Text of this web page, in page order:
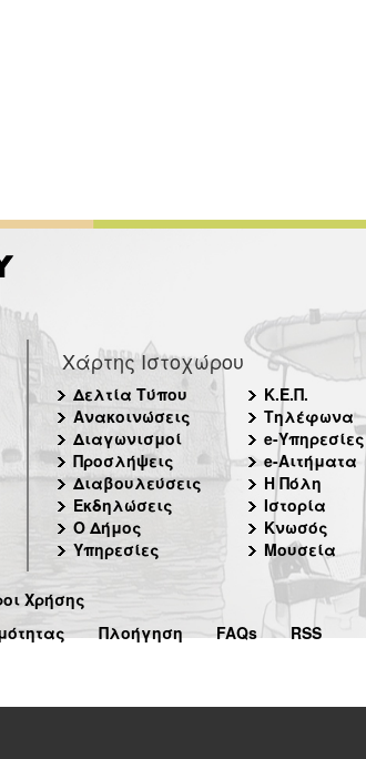
Χάρτης Ιστοχώρου
Δελτία Τύπου
Ανακοινώσεις
Διαγωνισμοί
Προσλήψεις
Διαβουλεύσεις
Εκδηλώσεις
Ο Δήμος
Υπηρεσίες
Κ.Ε.Π.
Τηλέφωνα
e-Υπηρεσίες
e-Αιτήματα
Η Πόλη
Ιστορία
Κνωσός
Μουσεία
Χρήσης
Πλοήγηση FAQs RSS